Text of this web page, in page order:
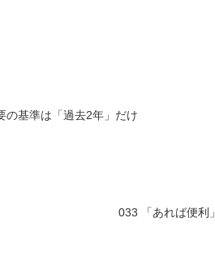
の基準は「過去2年」だけ
033 「あれば便利